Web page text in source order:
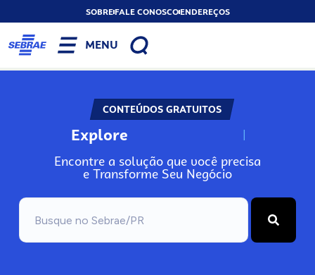
SOBREFALE CONOSCOENDEREÇOS
MENU
CONTEÚDOS GRATUITOS
Explore N
Encontre a solução que você precisa
e Transforme Seu Negócio